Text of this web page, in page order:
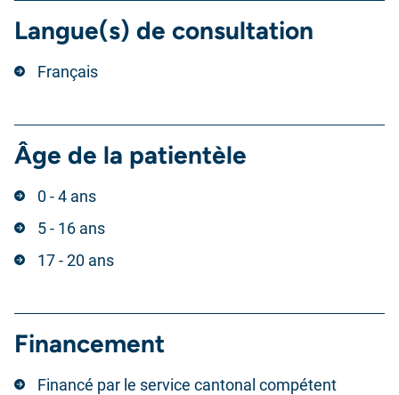
Langue(s) de consultation
Français
Âge de la patientèle
0 - 4 ans
5 - 16 ans
17 - 20 ans
Financement
Financé par le service cantonal compétent